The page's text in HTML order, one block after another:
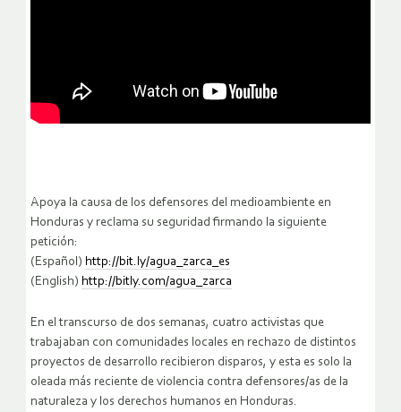
Apoya la causa de los defensores del medioambiente en
Honduras y reclama su seguridad firmando la siguiente
petición:
(Español) http://bit.ly/agua_zarca_es
(English) http://bitly.com/agua_zarca
En el transcurso de dos semanas, cuatro activistas que
trabajaban con comunidades locales en rechazo de distintos
proyectos de desarrollo recibieron disparos, y esta es solo la
oleada más reciente de violencia contra defensores/as de la
naturaleza y los derechos humanos en Honduras.